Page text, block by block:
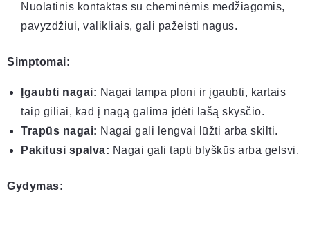
Nuolatinis kontaktas su cheminėmis medžiagomis,
pavyzdžiui, valikliais, gali pažeisti nagus.
Simptomai:
Įgaubti nagai: Nagai tampa ploni ir įgaubti, kartais
taip giliai, kad į nagą galima įdėti lašą skysčio.
Trapūs nagai: Nagai gali lengvai lūžti arba skilti.
Pakitusi spalva: Nagai gali tapti blyškūs arba gelsvi.
Gydymas: